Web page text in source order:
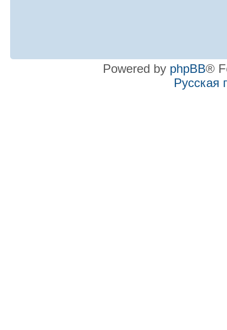
Powered by phpBB®
Русская